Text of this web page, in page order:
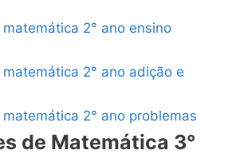
2° ano ensino
2° ano adição e
2° ano problemas
de Matemática 3°